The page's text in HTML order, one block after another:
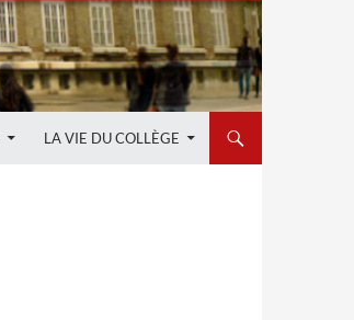
LA VIE DU COLLÈGE